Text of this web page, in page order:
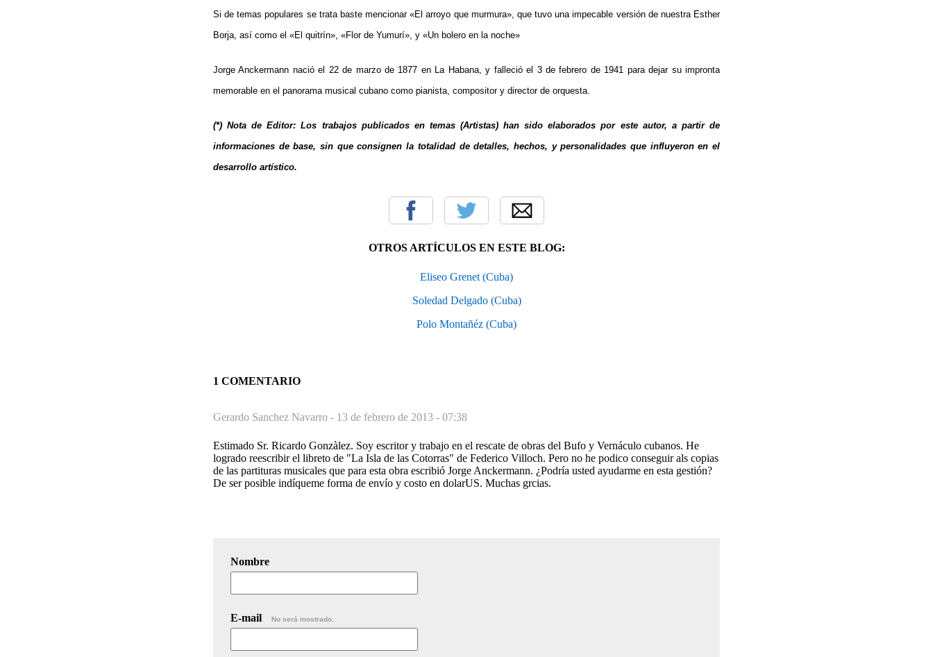
Si de temas populares se trata baste mencionar «El arroyo que murmura», que tuvo una impecable versión de nuestra Esther
Borja, así como el «El quitrín», «Flor de Yumurí», y «Un bolero en la noche»
Jorge Anckermann nació el 22 de marzo de 1877 en La Habana, y falleció el 3 de febrero de 1941 para dejar su impronta
memorable en el panorama musical cubano como pianista, compositor y director de orquesta.
(*) Nota de Editor: Los trabajos publicados en temas (Artistas) han sido elaborados por este autor, a partir de
informaciones de base, sin que consignen la totalidad de detalles, hechos, y personalidades que influyeron en el
desarrollo artístico.
OTROS ARTÍCULOS EN ESTE BLOG:
Eliseo Grenet (Cuba)
Soledad Delgado (Cuba)
Polo Montañéz (Cuba)
1 COMENTARIO
Gerardo Sanchez Navarro - 13 de febrero de 2013 - 07:38
Estimado Sr. Ricardo Gonzàlez. Soy escritor y trabajo en el rescate de obras del Bufo y Vernáculo cubanos. He
logrado reescribir el libreto de "La Isla de las Cotorras" de Federico Villoch. Pero no he podico conseguir als copias
de las partituras musicales que para esta obra escribió Jorge Anckermann. ¿Podría usted ayudarme en esta gestión?
De ser posible indíqueme forma de envío y costo en dolarUS. Muchas grcias.
Nombre
E-mail No será mostrado.